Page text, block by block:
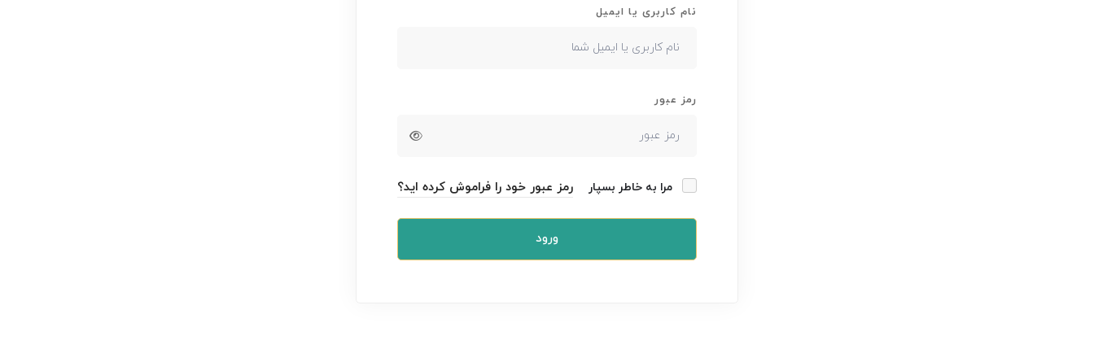
نام کاربری یا ایمیل
رمز عبور
مرا به خاطر بسپار رمز عبور خود را فراموش کرده اید؟
ورود